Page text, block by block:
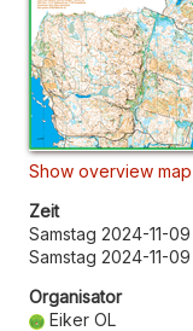
Show overview map
Zeit
Samstag 2024-11-09
Samstag 2024-11-09
Organisator
Eiker OL